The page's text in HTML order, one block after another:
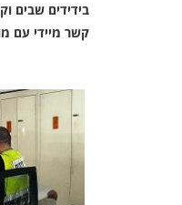
בידידים שבים
קשר מיידי עם מוקד